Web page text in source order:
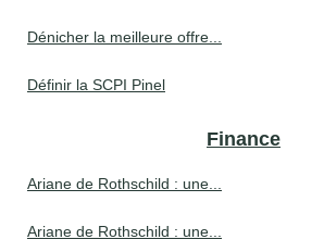
Dénicher la meilleure offre...
Définir la SCPI Pinel
Finance
Ariane de Rothschild : une...
Ariane de Rothschild : une...